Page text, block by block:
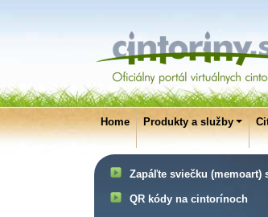
Home Produkty a služby
Zapáľte sviečku (memoart)
QR kódy na cintorínoch